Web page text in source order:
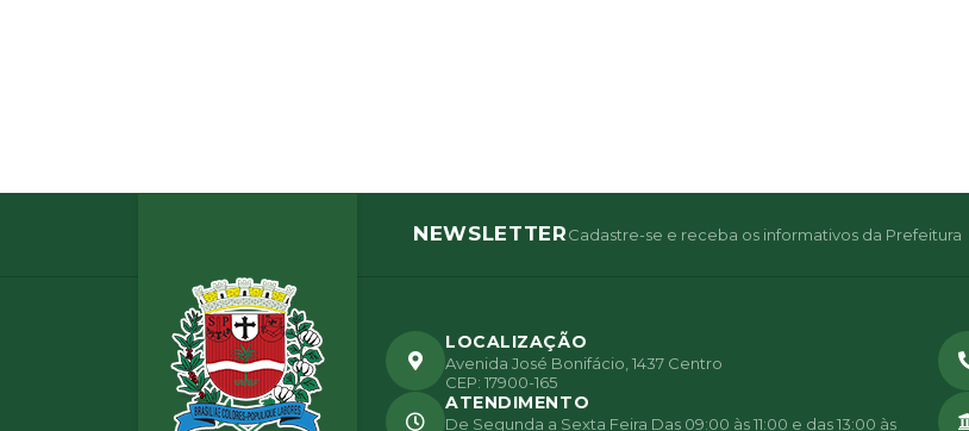
NEWSLETTERCadastre-se e receba os informativos da Prefeitura
LOCALIZAÇÃO
Avenida José Bonifácio, 1437 Centro
CEP: 17900-165
ATENDIMENTO
De Segunda a Sexta Feira Das 09:00 às 11:00 e das 13:00 às